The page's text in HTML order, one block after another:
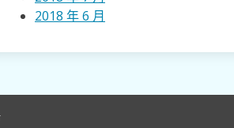
2018 年 6 月